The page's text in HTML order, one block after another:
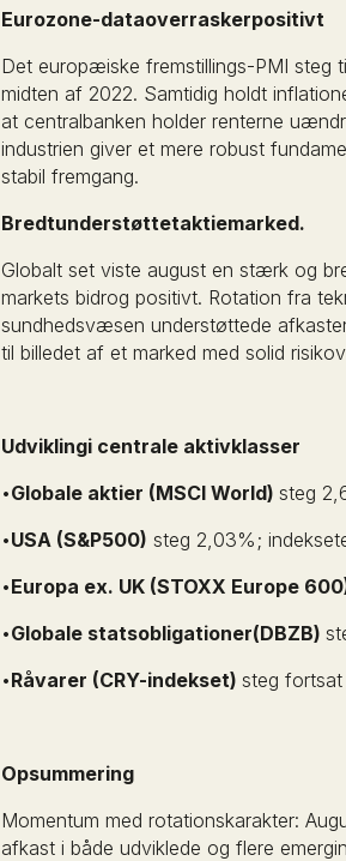
Eurozone-dataoverraskerpositivt
Det europæiske fremstillings-PMI steg
midten af 2022. Samtidig holdt
at centralbanken holder renterne
industrien giver et mere robust
stabil fremgang.
Bredtunderstøttetaktiemarked.
Globalt set viste august en stærk og
markets bidrog positivt. Rotation fra
sundhedsvæsen understøttede
til billedet af et marked med solid
Udviklingi centrale aktivklasser
•Globale aktier (MSCI World) steg
•USA (S&P500) steg 2,03%;
•Europa ex. UK (STOXX Europe
•Globale statsobligationer(DBZB)
•Råvarer (CRY-indekset) steg
Opsummering
Momentum med rotationskarakter:
afkast i både udviklede og flere